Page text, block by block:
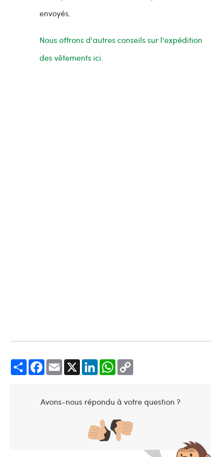
envoyés.
Nous offrons d'autres conseils sur l'expédition
des vêtements ici.
Share Facebook Email LinkedIn WhatsApp
Avons-nous répondu à votre question ?